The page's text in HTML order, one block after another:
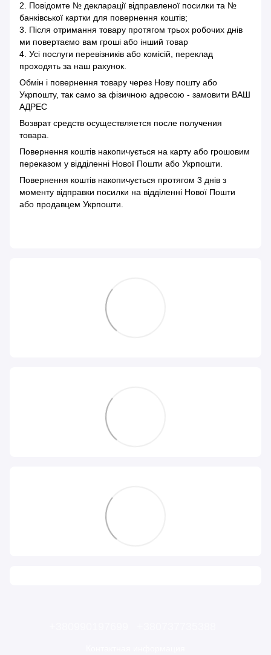
2. Повідомте № декларації відправленої посилки та №
банківської картки для повернення коштів;
3. Після отримання товару протягом трьох робочих днів
ми повертаємо вам гроші або інший товар
4. Усі послуги перевізників або комісій, переклад
проходять за наш рахунок.
Обмін і повернення товару через Нову пошту або
Укрпошту, так само за фізичною адресою - замовити ВАШ
АДРЕС
Возврат средств осуществляется после получения
товара.
Повернення коштів накопичується на карту або грошовим
переказом у відділенні Нової Пошти або Укрпошти.
Повернення коштів накопичується протягом 3 днів з
моменту відправки посилки на відділенні Нової Пошти
або продавцем Укрпошти.